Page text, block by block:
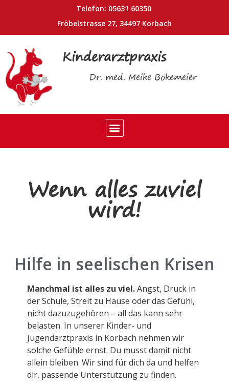
Telefon: 05631 60350
Fröbelstrasse 27, 34497 Korbach
Kinderarztpraxis
Dr. med. Meike Bökemeier
Wenn alles zuviel
wird!
Hilfe in seelischen Krisen
Manchmal ist alles zu viel.Angst, Druck in
der Schule, Streit zu Hause oder das Gefühl,
nicht dazuzugehören – all das kann sehr
belasten. In unserer Kinder- und
Jugendarztpraxis in Korbach nehmen wir
solche Gefühle ernst. Du musst damit nicht
allein bleiben. Wir sind für dich da und helfen
dir, passende Unterstützung zu finden.